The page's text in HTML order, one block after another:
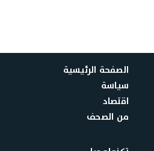
الصفحة الرئيسية
سياسة
اقتصاد
من الصحف